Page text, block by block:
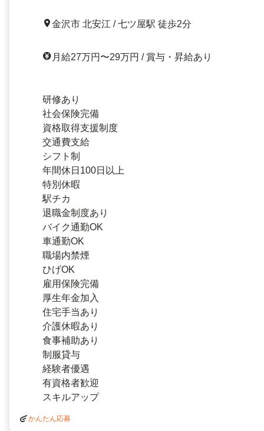
金沢市 北安江 / 七ツ屋駅 徒歩2分
月給27万円〜29万円 / 賞与・昇給あり
研修あり
社会保険完備
資格取得支援制度
交通費支給
シフト制
年間休日100日以上
特別休暇
駅チカ
退職金制度あり
バイク通勤OK
車通勤OK
職場内禁煙
ひげOK
雇用保険完備
厚生年金加入
住宅手当あり
介護休暇あり
食事補助あり
制服貸与
経験者優遇
有資格者歓迎
スキルアップ
かんたん応募